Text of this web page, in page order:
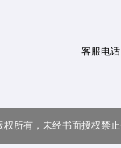
客服电
权所有，未经书面授权